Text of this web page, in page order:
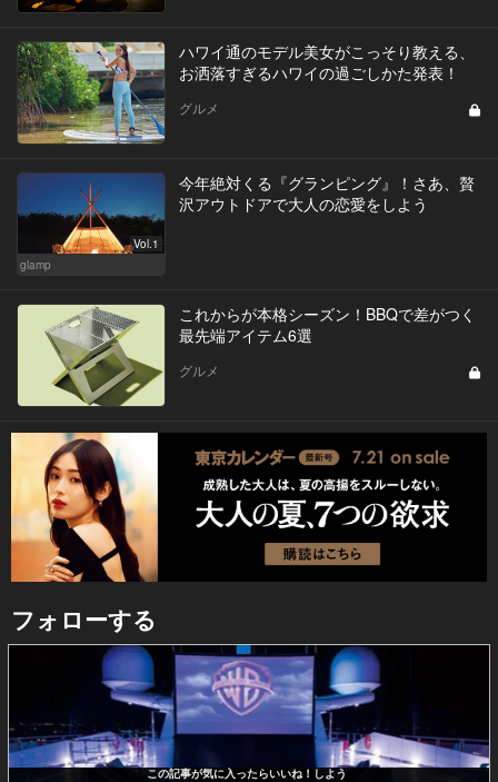
ハワイ通のモデル美女がこっそり教える、
お洒落すぎるハワイの過ごしかた発表！
グルメ
Vol.1
glamp
今年絶対くる『グランピング』！さあ、贅
沢アウトドアで大人の恋愛をしよう
これからが本格シーズン！BBQで差がつく
最先端アイテム6選
グルメ
フォローする
この記事が気に入ったらいいね！しよう